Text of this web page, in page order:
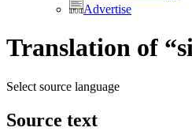
Advertise
Translation of
Select source language
Source text